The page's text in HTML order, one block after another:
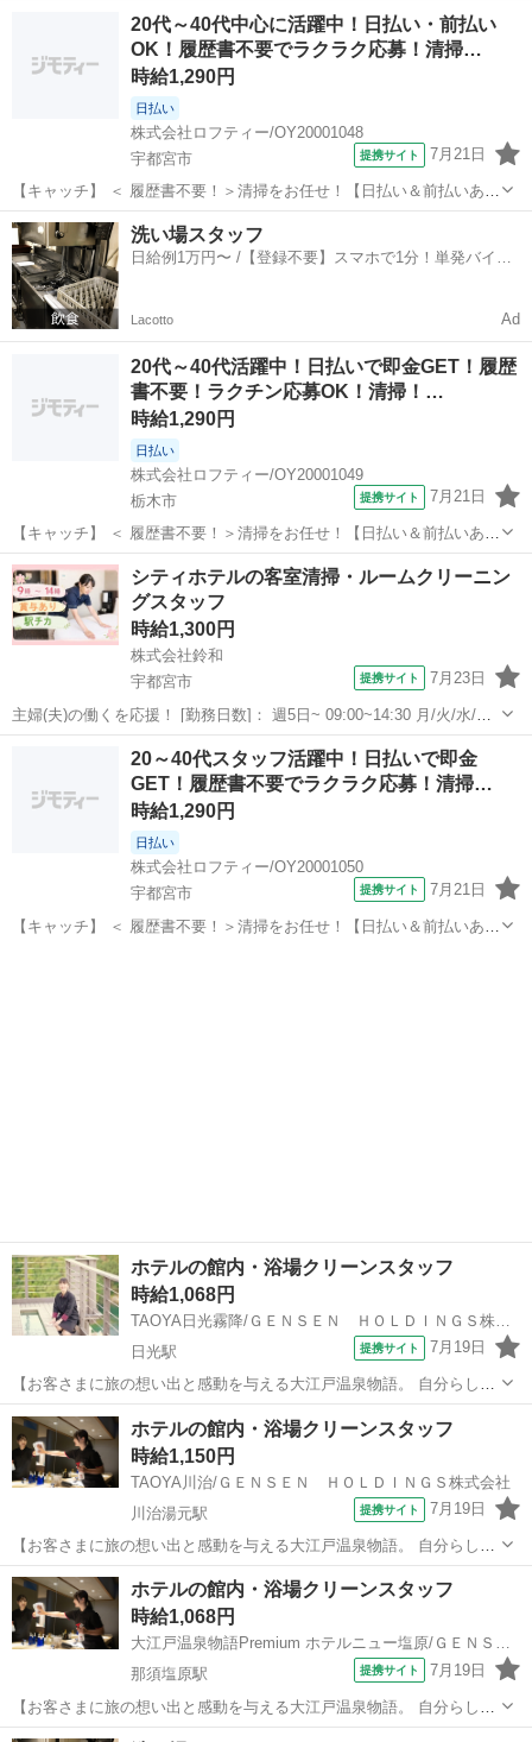
カンタンな日常清掃 ☆応募理由は何でもOK! ☆スタッフの大半が清掃
業務未経験での入社さ...
清掃
20代～40代中心に活躍中！日払い・前払い
OK！履歴書不要でラクラク応募！清掃…
時給1,290円
日払い
株式会社ロフティー/OY20001048
宇都宮市
提携サイト 7月21日
【キャッチ】 ＜ 履歴書不要！＞清掃をお任せ！【日払い＆前払いあ
り】高時給1290～1613円！未経験OK！ 【コメント】 ＊未経験からお
仕事にチャレンジしたい方 ＊経験を活かしてさらにスキルアップした
い方 ＊扶養内...
栃木 宇都宮市 清掃
洗い場スタッフ
日給例1万円〜 /【登録不要】スマホで1分！単発バイト
Lacotto Ad
20代～40代活躍中！日払いで即金GET！履歴
書不要！ラクチン応募OK！清掃！…
時給1,290円
日払い
株式会社ロフティー/OY20001049
栃木市
提携サイト 7月21日
【キャッチ】 ＜ 履歴書不要！＞清掃をお任せ！【日払い＆前払いあ
り】高時給1290～1613円！未経験OK！ 【コメント】 ＊未経験からお
仕事にチャレンジしたい方 ＊経験を活かしてさらにスキルアップした
い方 ＊扶養内...
栃木 栃木市
シティホテルの客室清掃・ルームクリーニン
グスタッフ
時給1,300円
株式会社鈴和
宇都宮市
提携サイト 7月23日
主婦(夫)の働くを応援！ [勤務日数]： 週5日~ 09:00~14:30 月/火/水/木/
金/土/日 などから選べます [勤務地・最寄駅]： 栃木県宇都宮市大通り
2-4-6 ホテルニューイタヤ 株式会社鈴和 宇都宮駅徒...
清掃
20～40代スタッフ活躍中！日払いで即金
GET！履歴書不要でラクラク応募！清掃…
時給1,290円
日払い
株式会社ロフティー/OY20001050
宇都宮市
提携サイト 7月21日
【キャッチ】 ＜ 履歴書不要！＞清掃をお任せ！【日払い＆前払いあ
ホテルの館内・浴場クリーンスタッフ
時給1,068円
TAOYA日光霧降/ＧＥＮＳＥＮ ＨＯＬＤＩＮＧＳ株式会社
日光駅
提携サイト 7月19日
【お客さまに旅の想い出と感動を与える大江戸温泉物語。 自分らし
く、ライフスタイルに合わせた働き方ができます！】 大浴場やお手洗
いの清掃、備品の補充、掃除機掛け、忘れ物チェックなどをお任せし
ます。 お客様と直接お会いすること...
栃木 日光市 清掃
ホテルの館内・浴場クリーンスタッフ
時給1,150円
TAOYA川治/ＧＥＮＳＥＮ ＨＯＬＤＩＮＧＳ株式会社
川治湯元駅
提携サイト 7月19日
【お客さまに旅の想い出と感動を与える大江戸温泉物語。 自分らし
く、ライフスタイルに合わせた働き方ができます！】 掃除機掛けや忘
れ物チェックなどの館内共用スペースの清掃や 大浴場やお手洗いの清
掃、備品の補充、掃除機掛け、忘れ...
栃木 日光市 川治湯元駅 清掃
ホテルの館内・浴場クリーンスタッフ
時給1,068円
大江戸温泉物語Premium ホテルニュー塩原/ＧＥＮＳＥＮ ＨＯＬＤＩＮＧＳ株式会社
那須塩原駅
提携サイト 7月19日
【お客さまに旅の想い出と感動を与える大江戸温泉物語。 自分らし
く、ライフスタイルに合わせた働き方ができます！】 掃除機掛けや忘